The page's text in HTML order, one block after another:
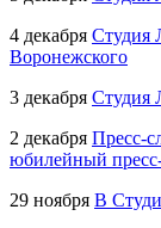
4 декабря Студия
Воронежского
3 декабря Студия
2 декабря Пресс-
юбилейный
29 ноября В